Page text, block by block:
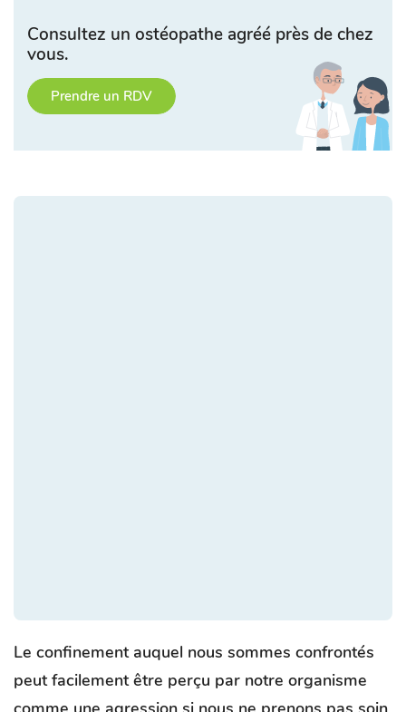
Consultez un ostéopathe agréé près de chez
vous.
Prendre un RDV
Le confinement auquel nous sommes confrontés
peut facilement être perçu par notre organisme